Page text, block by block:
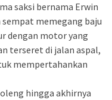
saksi bernama Erwin
sempat memegang baju
dengan motor yang
terseret di jalan aspal,
mempertahankan
hingga akhirnya